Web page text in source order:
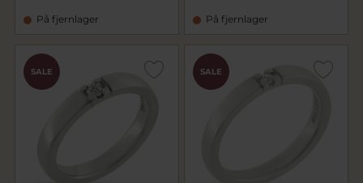
På fjernlager På fjernlager
SALE SALE